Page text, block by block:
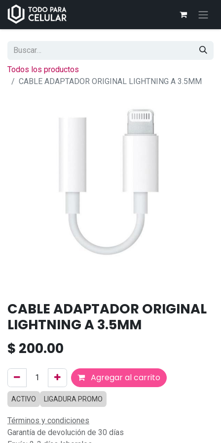
Todos los productos
CABLE ADAPTADOR ORIGINAL LIGHTNING A 3.5MM
CABLE ADAPTADOR ORIGINAL
LIGHTNING A 3.5MM
$ 200.00
Agregar al carrito
ACTIVO LIGADURA PROMO
Términos y condiciones
Garantía de devolución de 30 días